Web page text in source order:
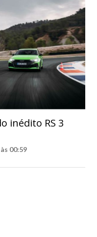
inédito RS 3
00:59